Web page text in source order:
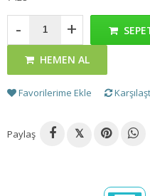
- +
HEMEN AL
Favorilerime Ekle
Paylaş 𝕏